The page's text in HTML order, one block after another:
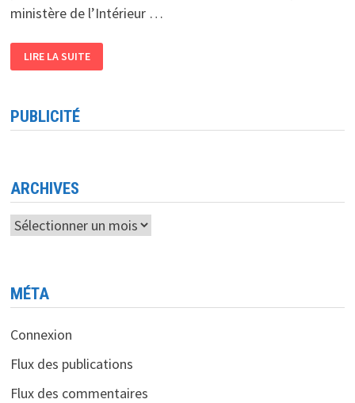
ministère de l’Intérieur …
OPÉRATION
DE
GÉNÉRALISATION
‘NIN’
À
LIRE LA SUITE
PUBLICITÉ
ARCHIVES
Archives
MÉTA
Connexion
Flux des publications
Flux des commentaires